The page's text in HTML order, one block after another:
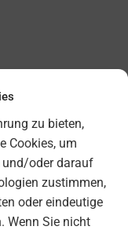
zu bieten,
Cookies, um
und/oder darauf
zustimmen,
oder eindeutige
Wenn Sie nicht